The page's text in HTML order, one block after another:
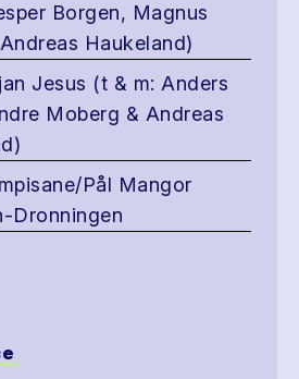
Borgen, Magnus
Haukeland)
Jesus (t & m: Anders
Moberg & Andreas
Pål Mangor
Dronningen